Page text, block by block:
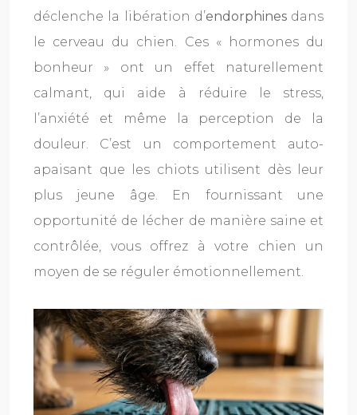
déclenche la libération d’endorphinesdans
le cerveau du chien. Ces « hormones du
bonheur » ont un effet naturellement
calmant, qui aide à réduire le stress,
l’anxiété et même la perception de la
douleur. C’est un comportement auto-
apaisant que les chiots utilisent dès leur
plus jeune âge. En fournissant une
opportunité de lécher de manière saine et
contrôlée, vous offrez à votre chien un
moyen de se réguler émotionnellement.